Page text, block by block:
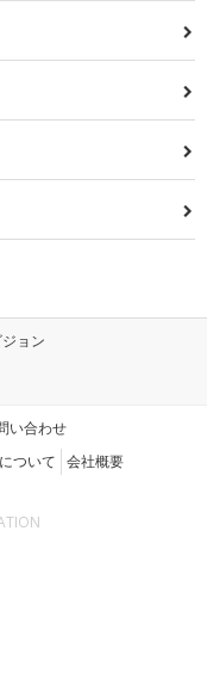
ョン
い合わせ
ついて 会社概要